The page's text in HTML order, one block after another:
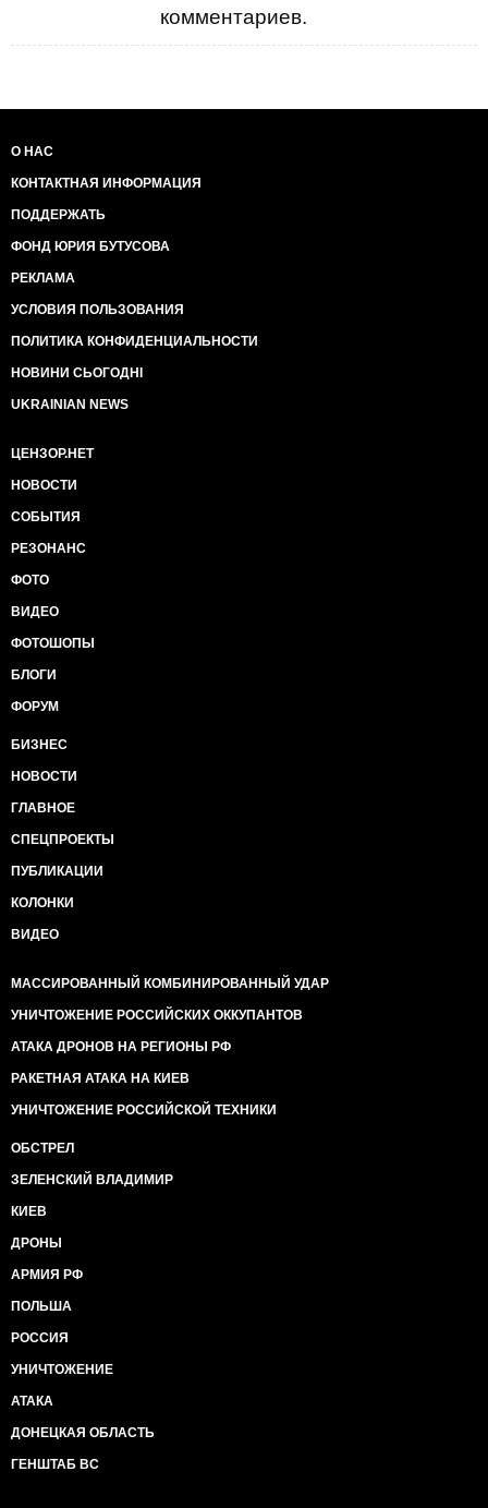
комментариев.
О НАС
КОНТАКТНАЯ ИНФОРМАЦИЯ
ПОДДЕРЖАТЬ
ФОНД ЮРИЯ БУТУСОВА
РЕКЛАМА
УСЛОВИЯ ПОЛЬЗОВАНИЯ
ПОЛИТИКА КОНФИДЕНЦИАЛЬНОСТИ
НОВИНИ СЬОГОДНІ
UKRAINIAN NEWS
ЦЕНЗОР.НЕТ
НОВОСТИ
СОБЫТИЯ
РЕЗОНАНС
ФОТО
ВИДЕО
ФОТОШОПЫ
БЛОГИ
ФОРУМ
БИЗНЕС
НОВОСТИ
ГЛАВНОЕ
СПЕЦПРОЕКТЫ
ПУБЛИКАЦИИ
КОЛОНКИ
ВИДЕО
МАССИРОВАННЫЙ КОМБИНИРОВАННЫЙ УДАР
УНИЧТОЖЕНИЕ РОССИЙСКИХ ОККУПАНТОВ
АТАКА ДРОНОВ НА РЕГИОНЫ РФ
РАКЕТНАЯ АТАКА НА КИЕВ
УНИЧТОЖЕНИЕ РОССИЙСКОЙ ТЕХНИКИ
ОБСТРЕЛ
ЗЕЛЕНСКИЙ ВЛАДИМИР
КИЕВ
ДРОНЫ
АРМИЯ РФ
ПОЛЬША
РОССИЯ
УНИЧТОЖЕНИЕ
АТАКА
ДОНЕЦКАЯ ОБЛАСТЬ
ГЕНШТАБ ВС